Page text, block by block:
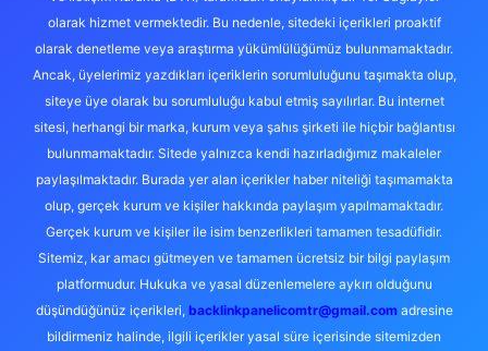
olarak hizmet vermektedir. Bu nedenle, sitedeki içerikleri proaktif
olarak denetleme veya araştırma yükümlülüğümüz bulunmamaktadır.
Ancak, üyelerimiz yazdıkları içeriklerin sorumluluğunu taşımakta olup,
siteye üye olarak bu sorumluluğu kabul etmiş sayılırlar. Bu internet
sitesi, herhangi bir marka, kurum veya şahıs şirketi ile hiçbir bağlantısı
bulunmamaktadır. Sitede yalnızca kendi hazırladığımız makaleler
paylaşılmaktadır. Burada yer alan içerikler haber niteliği taşımamakta
olup, gerçek kurum ve kişiler hakkında paylaşım yapılmamaktadır.
Gerçek kurum ve kişiler ile isim benzerlikleri tamamen tesadüfidir.
Sitemiz, kar amacı gütmeyen ve tamamen ücretsiz bir bilgi paylaşım
platformudur. Hukuka ve yasal düzenlemelere aykırı olduğunu
düşündüğünüz içerikleri, backlinkpanelicomtr@gmail.comadresine
bildirmeniz halinde, ilgili içerikler yasal süre içerisinde sitemizden